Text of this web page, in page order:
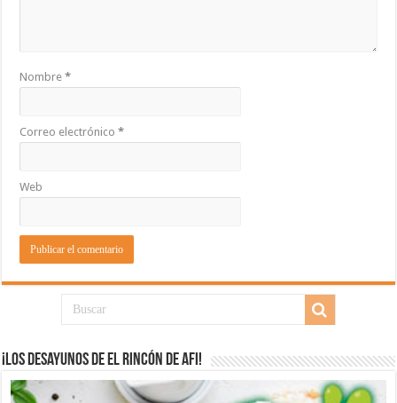
Nombre*
Correo electrónico*
Web
¡Los desayunos de El Rincón de Afi!